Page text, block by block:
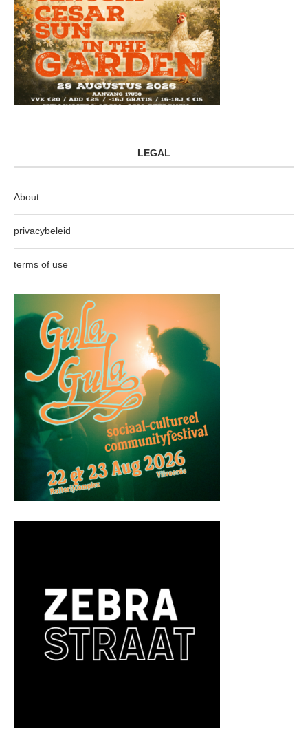
LEGAL
About
privacybeleid
terms of use